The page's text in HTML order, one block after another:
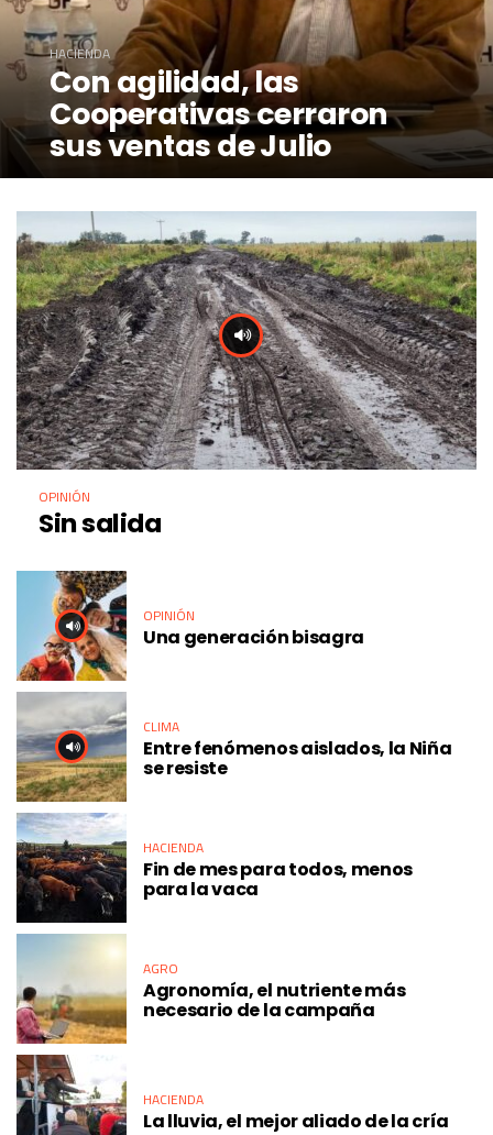
HACIENDA
Con agilidad, las
Cooperativas cerraron
sus ventas de Julio
OPINIÓN
Sin salida
OPINIÓN
Una generación bisagra
CLIMA
Entre fenómenos aislados, la Niña
se resiste
HACIENDA
Fin de mes para todos, menos
para la vaca
AGRO
Agronomía, el nutriente más
necesario de la campaña
HACIENDA
La lluvia, el mejor aliado de la cría